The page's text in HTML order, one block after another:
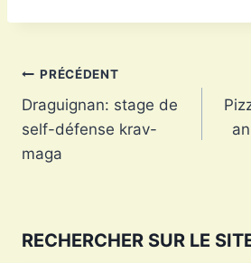
Navigation
de
l’article
PRÉCÉDENT
Draguignan: stage de
self-défense krav-
maga
RECHERCHER SUR LE